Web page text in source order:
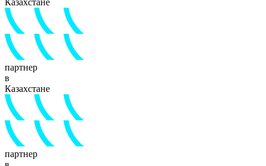
партнер
в
Казахстане
партнер